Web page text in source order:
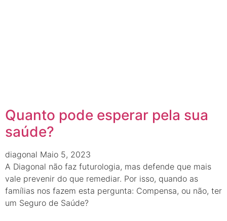
Quanto pode esperar pela sua
saúde?
diagonal Maio 5, 2023
A Diagonal não faz futurologia, mas defende que mais
vale prevenir do que remediar. Por isso, quando as
famílias nos fazem esta pergunta: Compensa, ou não, ter
um Seguro de Saúde?